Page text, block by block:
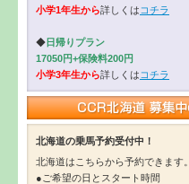
小学1年生から詳しくは コチラ
◆日帰りプラン
17050円+保険料200円
小学3年生から詳しくは コチラ
北海道の乗馬予約受付中！
北海道はこちらから予約できます。
●ご希望の日とスタート時間